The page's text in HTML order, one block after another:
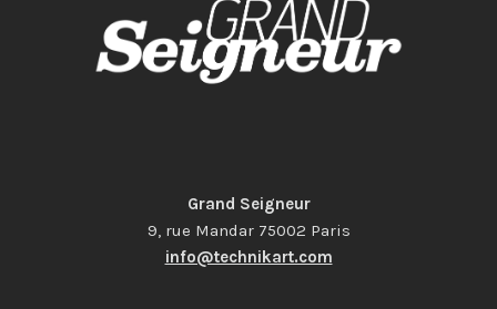
Grand Seigneur
9, rue Mandar 75002 Paris
info@technikart.com